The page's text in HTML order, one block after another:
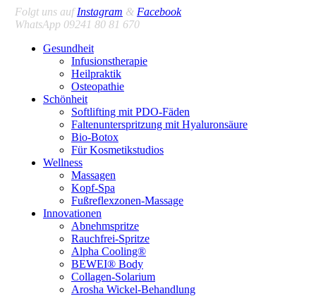
Folgt uns aufInstagram & Facebook
WhatsApp 09241 80 81 670
Gesundheit
Infusionstherapie
Heilpraktik
Osteopathie
Schönheit
Softlifting mit PDO-Fäden
Faltenunterspritzung mit Hyaluronsäure
Bio-Botox
Für Kosmetikstudios
Wellness
Massagen
Kopf-Spa
Fußreflexzonen-Massage
Innovationen
Abnehmspritze
Rauchfrei-Spritze
Alpha Cooling®
BEWEI® Body
Collagen-Solarium
Arosha Wickel-Behandlung